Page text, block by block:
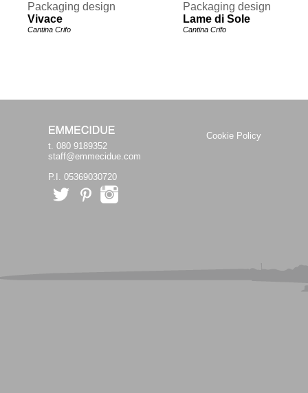
Packaging design
Vivace
Cantina Crifo
Packaging design
Lame di Sole
Cantina Crifo
t. 080 9189352
staff@emmecidue.com
P.I. 05369030720
Cookie Policy